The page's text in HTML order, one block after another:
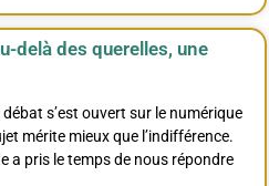
delà des querelles, une
s’est ouvert sur le numérique
mérite mieux que l’indifférence.
a pris le temps de nous répondre